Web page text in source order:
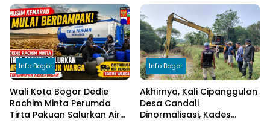
Cimulang, Libatkan Seluruh
Elemen Masyarakat
Transparansi Pengelolaan
Anggaran
Info Bogor
Wali Kota Bogor Dedie
Rachim Minta Perumda
Tirta Pakuan Salurkan Air
Info Bogor
Akhirnya, Kali Cipanggulan
Desa Candali
Dinormalisasi, Kades